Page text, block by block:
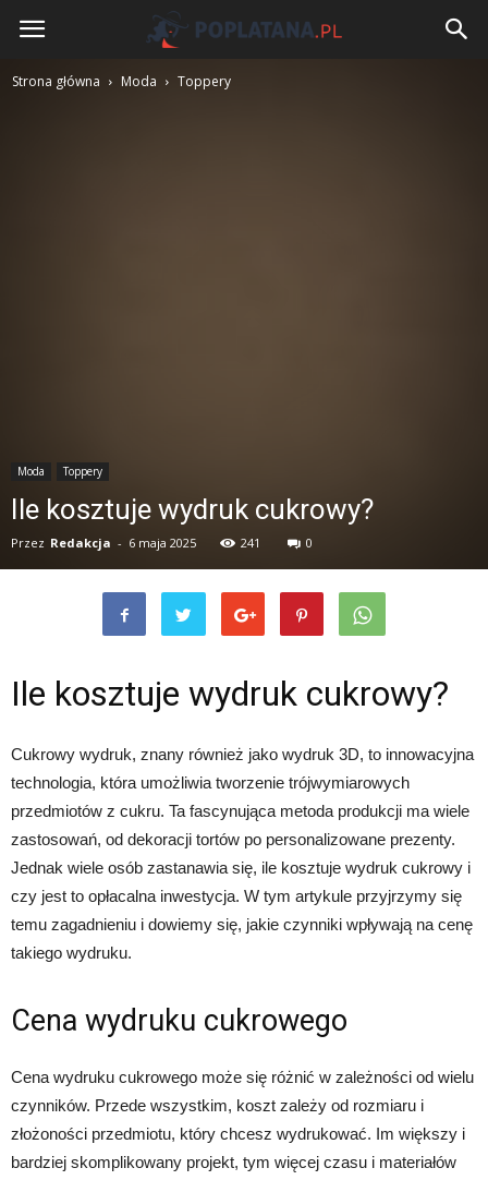
Poplatana.pl
Strona główna Moda Toppery
Moda Toppery
Ile kosztuje wydruk cukrowy?
Przez Redakcja - 6 maja 2025 241 0
Ile kosztuje wydruk cukrowy?
Cukrowy wydruk, znany również jako wydruk 3D, to innowacyjna
technologia, która umożliwia tworzenie trójwymiarowych
przedmiotów z cukru. Ta fascynująca metoda produkcji ma wiele
zastosowań, od dekoracji tortów po personalizowane prezenty.
Jednak wiele osób zastanawia się, ile kosztuje wydruk cukrowy i
czy jest to opłacalna inwestycja. W tym artykule przyjrzymy się
temu zagadnieniu i dowiemy się, jakie czynniki wpływają na cenę
takiego wydruku.
Cena wydruku cukrowego
Cena wydruku cukrowego może się różnić w zależności od wielu
czynników. Przede wszystkim, koszt zależy od rozmiaru i
złożoności przedmiotu, który chcesz wydrukować. Im większy i
bardziej skomplikowany projekt, tym więcej czasu i materiałów